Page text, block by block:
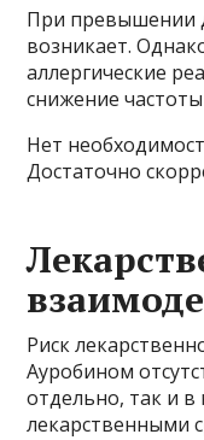
При превышении
возникает.
аллергические
снижение
Нет
Достаточно
Риск
Ауробином
отдельно, так и в
лекарственными